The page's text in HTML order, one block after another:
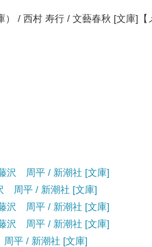
/ 西村 寿行 / 文藝春秋 [文庫]【
沢 周平 / 新潮社 [文庫]
周平 / 新潮社 [文庫]
沢 周平 / 新潮社 [文庫]
沢 周平 / 新潮社 [文庫]
平 / 新潮社 [文庫]